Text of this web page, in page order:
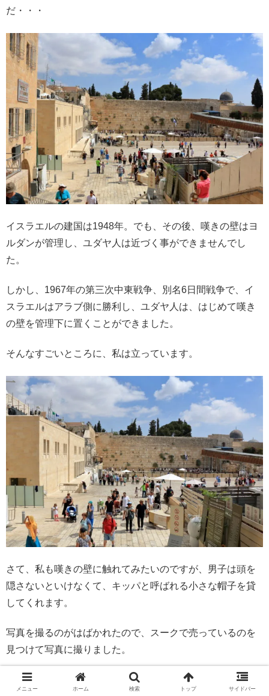
だ・・・
イスラエルの建国は1948年。でも、その後、嘆きの壁はヨ
ルダンが管理し、ユダヤ人は近づく事ができませんでし
た。
しかし、1967年の第三次中東戦争、別名6日間戦争で、イ
スラエルはアラブ側に勝利し、ユダヤ人は、はじめて嘆き
の壁を管理下に置くことができました。
そんなすごいところに、私は立っています。
さて、私も嘆きの壁に触れてみたいのですが、男子は頭を
隠さないといけなくて、キッパと呼ばれる小さな帽子を貸
してくれます。
写真を撮るのがはばかれたので、スークで売っているのを
見つけて写真に撮りました。
ほんとうに小さな帽子です。
メニュー ホーム 検索 トップ サイドバー